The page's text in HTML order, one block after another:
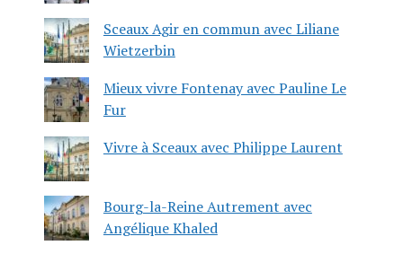
Sceaux Agir en commun avec Liliane
Wietzerbin
Mieux vivre Fontenay avec Pauline Le
Fur
Vivre à Sceaux avec Philippe Laurent
Bourg-la-Reine Autrement avec
Angélique Khaled